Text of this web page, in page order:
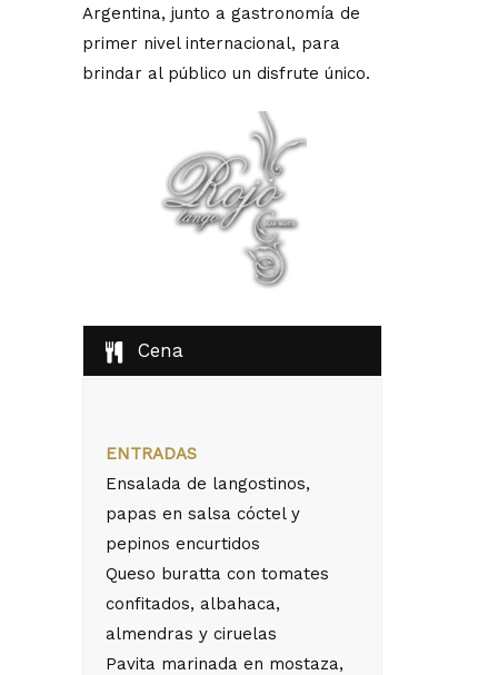
Argentina, junto a gastronomía de
primer nivel internacional, para
brindar al público un disfrute único.
Cena
ENTRADAS
Ensalada de langostinos,
papas en salsa cóctel y
pepinos encurtidos
Queso buratta con tomates
confitados, albahaca,
almendras y ciruelas
Pavita marinada en mostaza,